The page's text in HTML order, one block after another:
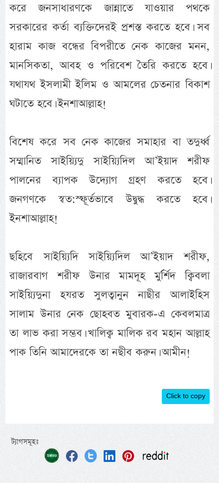
করে জনসাধারণকে জান্নাতে যাওয়ার পথকে
সরকারের কর্তা ব্যক্তিদেরই প্রশস্ত করতে হবে। সব
হারাম কাজ বন্ধের বিপরীতে নেক কাজের মনন,
মানসিকতা, আবহ ও পরিবেশ তৈরি করতে হবে।
যথাযথ ইসলামী ইলিম ও আমলের চেতনার বিকাশ
ঘটাতে হবে। ইনশাআল্লাহ!
বিশেষ করে সব নেক কাজের সমাহার বা তদুর্ধ্ব
সম্মানিত সাইয়্যিদু সাইয়্যিদিল আ’ইয়াদ শরীফ
পালনের ব্যাপক উদ্যোগ গ্রহণ করতে হবে।
জনগণকে স্বত:স্ফূর্তভাবে উদ্বুদ্ধ করতে হবে।
ইনশাআল্লাহ!
ছহিবে সাইয়্যিদি সাইয়্যিদিল আ’ইয়াদ শরীফ,
রাজারবাগ শরীফ উনার মামদূহ মুর্র্শিদ ক্বিবলা
সাইয়্যিদুনা হযরত সুলত্বানুন নাছীর আলাইহিস
সালাম উনার নেক ছোহবত মুবারক-এ কেবলমাত্র
তা লাভ করা সম্ভব। খালিক্ব মালিক রব মহান আল্লাহ
পাক তিনি আমাদেরকে তা নছীব করুন। আমীন!
Click to copy
ট্যাগসমূহঃ